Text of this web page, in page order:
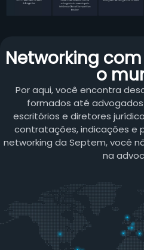
Networking
o
Por aqui, você encontra
formados até
escritórios e diretores
contratações, indicações e
networking da Septem, você
na